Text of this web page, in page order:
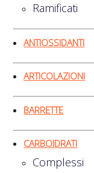
Ramificati
ANTIOSSIDANTI
ARTICOLAZIONI
BARRETTE
CARBOIDRATI
Complessi